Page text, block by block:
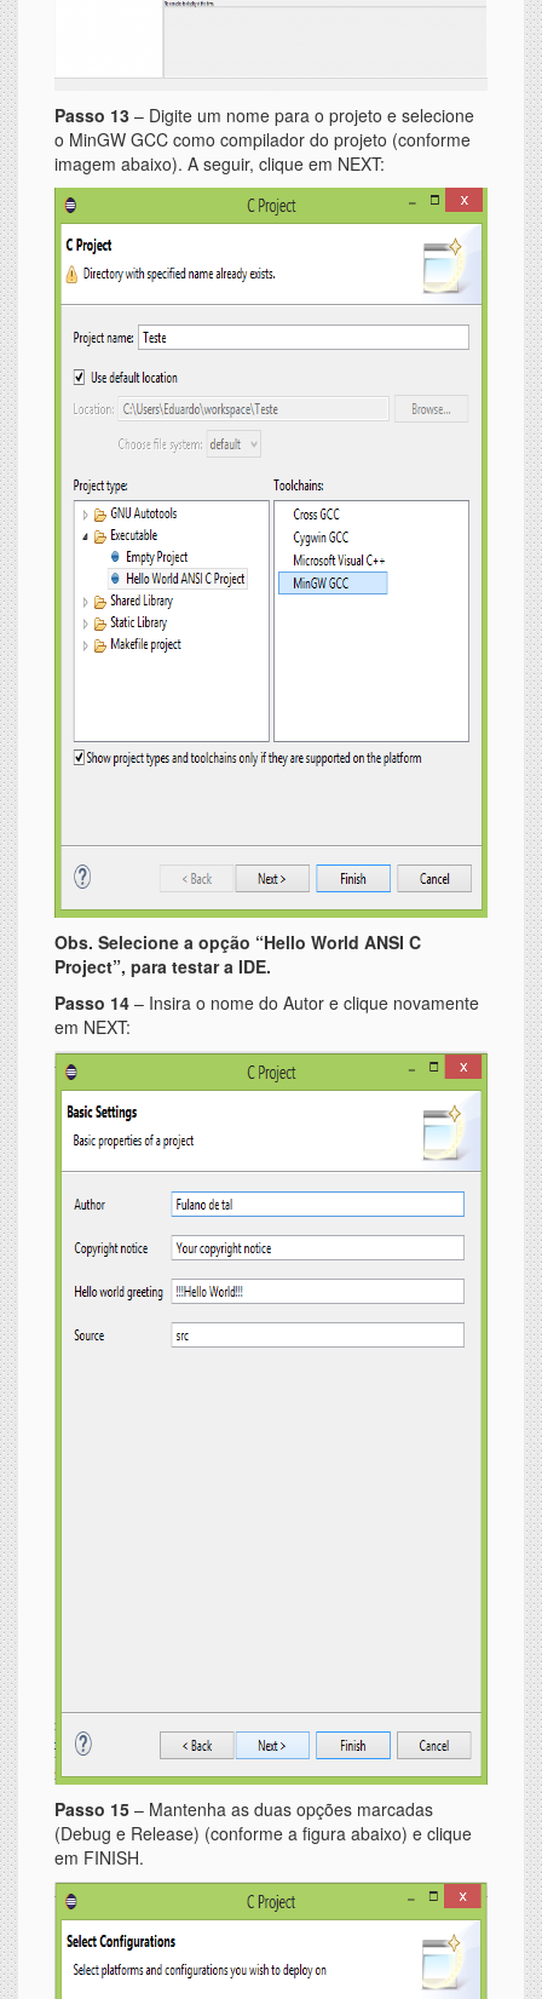
Passo 13 – Digite um nome para o projeto e selecione
o MinGW GCC como compilador do projeto (conforme
imagem abaixo). A seguir, clique em NEXT:
Obs. Selecione a opção “Hello World ANSI C
Project”, para testar a IDE.
Passo 14 – Insira o nome do Autor e clique novamente
em NEXT:
Passo 15 – Mantenha as duas opções marcadas
(Debug e Release) (conforme a figura abaixo) e clique
em FINISH.